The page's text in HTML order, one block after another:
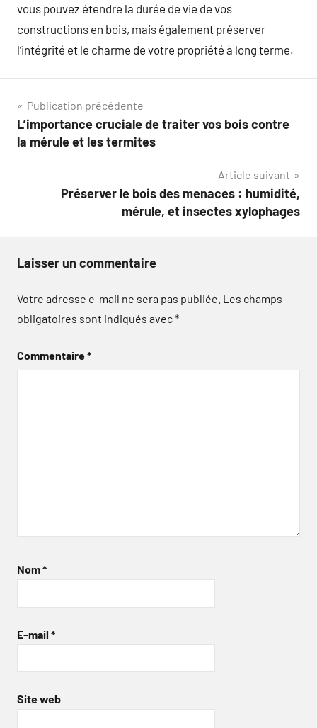
vous pouvez étendre la durée de vie de vos
constructions en bois, mais également préserver
l’intégrité et le charme de votre propriété à long terme.
Navigation
de
Publication précédente
L’importance cruciale de traiter vos bois contre
la mérule et les termites
Article suivant
Préserver le bois des menaces : humidité,
mérule, et insectes xylophages
Laisser un commentaire
Votre adresse e-mail ne sera pas publiée. Les champs
obligatoires sont indiqués avec*
Commentaire*
Nom*
E-mail *
Site web